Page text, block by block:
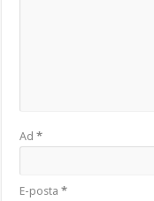
Ad*
E-posta*